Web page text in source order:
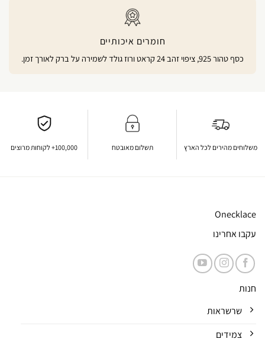
חומרים איכותיים
כסף טהור 925, ציפוי זהב 24 קראט ורוז גולד לשמירה על ברק לאורך זמן.
משלוחים מהירים לכל הארץ תשלום מאובטח 100,000+ לקוחות מרוצים
Onecklace
עקבו אחרינו
חנות
שרשראות
צמידים